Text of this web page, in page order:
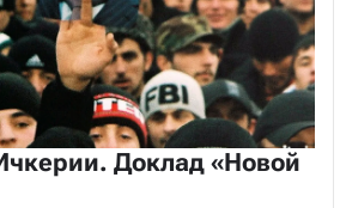
Доклад «Новой